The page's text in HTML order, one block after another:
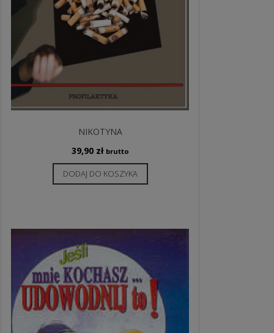
NIKOTYNA
39,90 zł brutto
DODAJ DO KOSZYKA